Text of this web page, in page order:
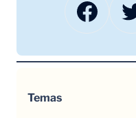
Facebook Twitter
Temas